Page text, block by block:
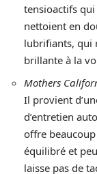
tensioactifs
nettoient en
lubrifiants, qui
brillante à la
Mothers
Il provient
d’entretien
offre
équilibré et
laisse pas de